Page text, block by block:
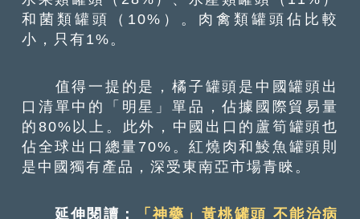
和菌類罐頭（10%）。肉禽類罐頭佔比較
小，只有1%。
值得一提的是，橘子罐頭是中國罐頭出
口清單中的「明星」單品，佔據國際貿易量
的80%以上。此外，中國出口的蘆筍罐頭也
佔全球出口總量70%。紅燒肉和鯪魚罐頭則
是中國獨有產品，深受東南亞市場青睞。
延伸閱讀： 「神藥」黃桃罐頭 不能治病